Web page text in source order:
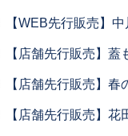
【WEB先行販売】
【店舗先行販売】蓋
【店舗先行販売】春
【店舗先行販売】